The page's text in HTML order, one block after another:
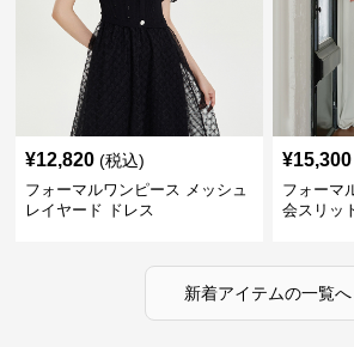
¥12,820 (税込)
フォーマルワンピース メッシュ
レイヤード ドレス
¥15,300
フォーマ
会スリッ
新着アイテムの一覧へ